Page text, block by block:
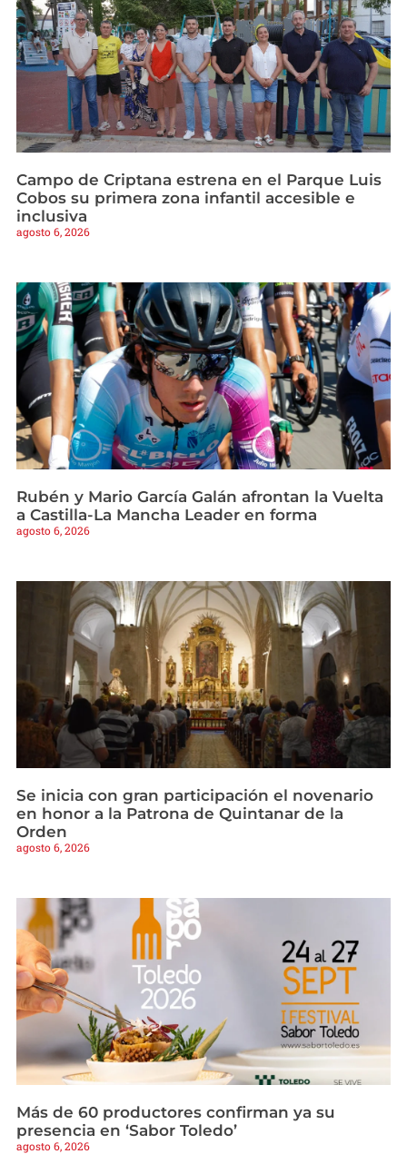
Campo de Criptana estrena en el Parque Luis
Cobos su primera zona infantil accesible e
inclusiva
agosto 6, 2026
Rubén y Mario García Galán afrontan la Vuelta
a Castilla-La Mancha Leader en forma
agosto 6, 2026
Se inicia con gran participación el novenario
en honor a la Patrona de Quintanar de la
Orden
agosto 6, 2026
Más de 60 productores confirman ya su
presencia en ‘Sabor Toledo’
agosto 6, 2026